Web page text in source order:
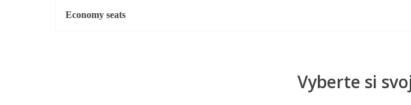
Economy seats
Vyberte si